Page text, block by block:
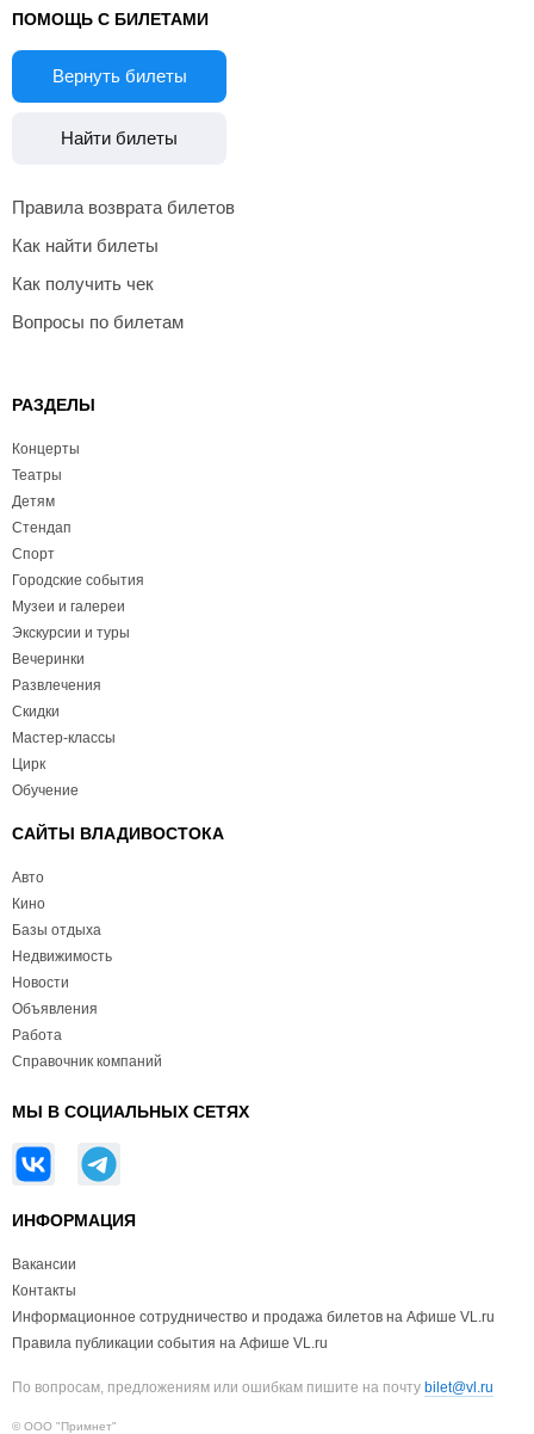
ПОМОЩЬ С БИЛЕТАМИ
Вернуть билеты
Найти билеты
Правила возврата билетов
Как найти билеты
Как получить чек
Вопросы по билетам
РАЗДЕЛЫ
Концерты
Театры
Детям
Стендап
Спорт
Городские события
Музеи и галереи
Экскурсии и туры
Вечеринки
Развлечения
Скидки
Мастер-классы
Цирк
Обучение
САЙТЫ ВЛАДИВОСТОКА
Авто
Кино
Базы отдыха
Недвижимость
Новости
Объявления
Работа
Справочник компаний
МЫ В СОЦИАЛЬНЫХ СЕТЯХ
ИНФОРМАЦИЯ
Вакансии
Контакты
Информационное сотрудничество и продажа билетов на Афише VL.ru
Правила публикации события на Афише VL.ru
По вопросам, предложениям или ошибкам пишите на почту bilet@vl.ru
© ООО "Примнет"